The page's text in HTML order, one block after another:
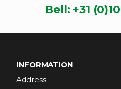
Bell: +31
INFORMATION
Address